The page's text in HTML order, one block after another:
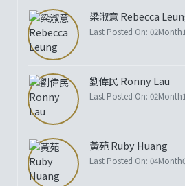
梁淑意 Rebecca
Last Posted On:
劉偉民 Ronny Lau
Last Posted On:
黃苑 Ruby Huang
Last Posted On: